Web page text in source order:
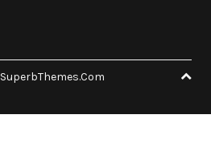
SuperbThemes.Com